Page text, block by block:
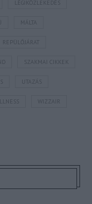
MÁLTA
REPÜLŐJÁRAT
UTAZÁS